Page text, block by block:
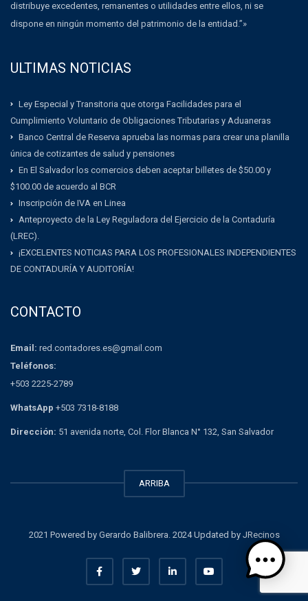
distribuye excedentes, remanentes o utilidades entre ellos, ni se
dispone en ningún momento del patrimonio de la entidad.”»
ULTIMAS NOTICIAS
Ley Especial y Transitoria que otorga Facilidades para el
Cumplimiento Voluntario de Obligaciones Tributarias y Aduaneras
Banco Central de Reserva aprueba las normas para crear una planilla
única de cotizantes de salud y pensiones
En El Salvador los comercios deben aceptar billetes de $50.00 y
$100.00 de acuerdo al BCR
Inscripción de IVA en Linea
Anteproyecto de la Ley Reguladora del Ejercicio de la Contaduría
(LREC).
¡EXCELENTES NOTICIAS PARA LOS PROFESIONALES INDEPENDIENTES
DE CONTADURÍA Y AUDITORÍA!
CONTACTO
Email: red.contadores.es@gmail.com
Teléfonos:
+503 2225-2789
WhatsApp +503 7318-8188
Dirección: 51 avenida norte, Col. Flor Blanca N° 132, San Salvador
ARRIBA
2021 Powered by Gerardo Balibrera. 2024 Updated by JRecinos